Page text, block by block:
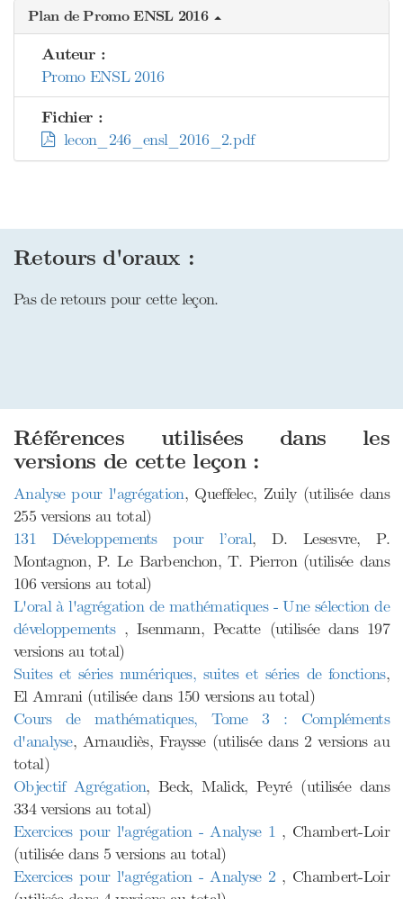
Plan de Promo ENSL 2016
Auteur :
Promo ENSL 2016
Fichier :
lecon_246_ensl_2016_2.pdf
Retours d'oraux :
Pas de retours pour cette leçon.
Références utilisées dans les
versions de cette leçon :
Analyse pour l'agrégation, Queffelec, Zuily (utilisée dans
255 versions au total)
131 Développements pour l’oral, D. Lesesvre, P.
Montagnon, P. Le Barbenchon, T. Pierron (utilisée dans
106 versions au total)
L'oral à l'agrégation de mathématiques - Une sélection de
développements , Isenmann, Pecatte (utilisée dans 197
versions au total)
Suites et séries numériques, suites et séries de fonctions,
El Amrani (utilisée dans 150 versions au total)
Cours de mathématiques, Tome 3 : Compléments
d'analyse, Arnaudiès, Fraysse (utilisée dans 2 versions au
total)
Objectif Agrégation, Beck, Malick, Peyré (utilisée dans
334 versions au total)
Exercices pour l'agrégation - Analyse 1 , Chambert-Loir
(utilisée dans 5 versions au total)
Exercices pour l'agrégation - Analyse 2 , Chambert-Loir